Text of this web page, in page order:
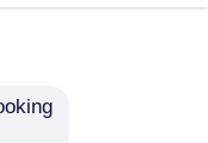
60
paraplu
Beste prijs